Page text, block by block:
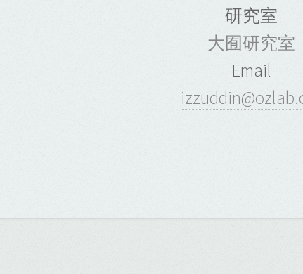
研究室
大囿研究室
Email